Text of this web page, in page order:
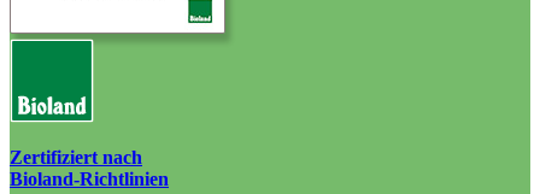
Zertifiziert nach
Bioland-Richtlinien